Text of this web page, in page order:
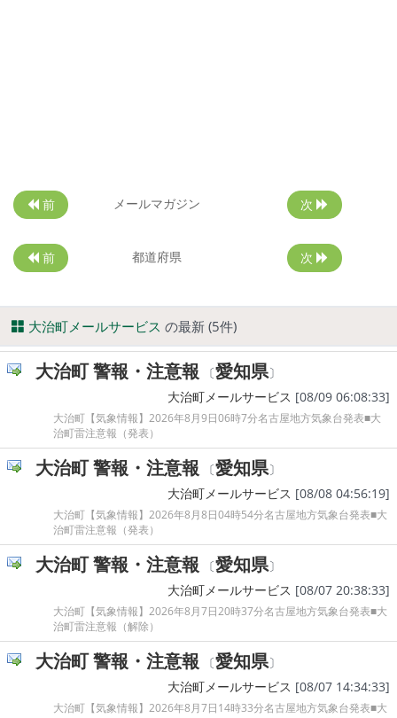
前 メールマガジン 次
前 都道府県 次
大治町メールサービス の最新 (5件)
大治町 警報・注意報 〔愛知県〕
大治町メールサービス [08/09 06:08:33]
大治町【気象情報】2026年8月9日06時7分名古屋地方気象台発表■大
治町雷注意報（発表）
大治町 警報・注意報 〔愛知県〕
大治町メールサービス [08/08 04:56:19]
大治町【気象情報】2026年8月8日04時54分名古屋地方気象台発表■大
治町雷注意報（発表）
大治町 警報・注意報 〔愛知県〕
大治町メールサービス [08/07 20:38:33]
大治町【気象情報】2026年8月7日20時37分名古屋地方気象台発表■大
治町雷注意報（解除）
大治町 警報・注意報 〔愛知県〕
大治町メールサービス [08/07 14:34:33]
大治町【気象情報】2026年8月7日14時33分名古屋地方気象台発表■大